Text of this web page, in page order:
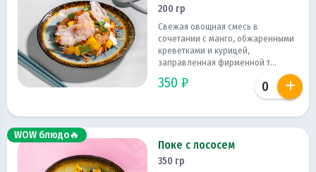
200 гр
Свежая овощная смесь в
сочетании с манго, обжаренными
креветками и курицей,
заправленная фирменной т...
350 ₽
WOW блюдо🔥
Поке с лососем
350 гр